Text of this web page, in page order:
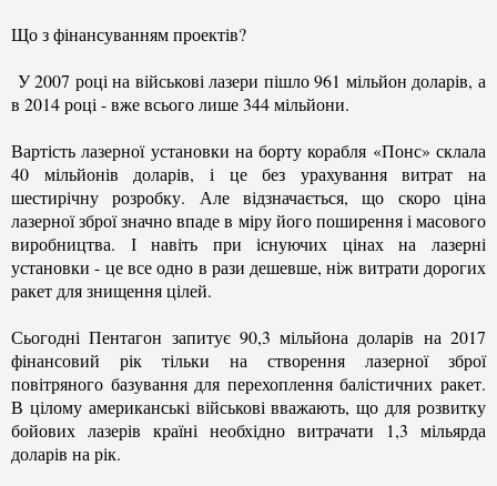
Що з фінансуванням проектів?
У 2007 році на військові лазери пішло 961 мільйон доларів, а
в 2014 році - вже всього лише 344 мільйони.
Вартість лазерної установки на борту корабля «Понс» склала
40 мільйонів доларів, і це без урахування витрат на
шестирічну розробку. Але відзначається, що скоро ціна
лазерної зброї значно впаде в міру його поширення і масового
виробництва. І навіть при існуючих цінах на лазерні
установки - це все одно в рази дешевше, ніж витрати дорогих
ракет для знищення цілей.
Сьогодні Пентагон запитує 90,3 мільйона доларів на 2017
фінансовий рік тільки на створення лазерної зброї
повітряного базування для перехоплення балістичних ракет.
В цілому американські військові вважають, що для розвитку
бойових лазерів країні необхідно витрачати 1,3 мільярда
доларів на рік.